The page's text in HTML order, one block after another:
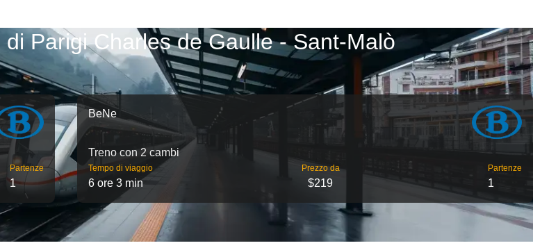
Parigi Charles de Gaulle - Sant-Malò
Partenze
1
BeNe
Treno con 2 cambi
Tempo di viaggio
6 ore 3 min
Prezzo da
$219
Partenze
1